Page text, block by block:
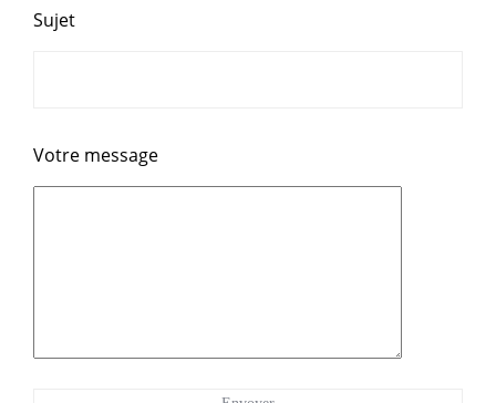
Sujet
Votre message